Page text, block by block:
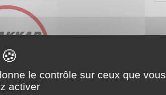
le contrôle sur ceux que vous
activer